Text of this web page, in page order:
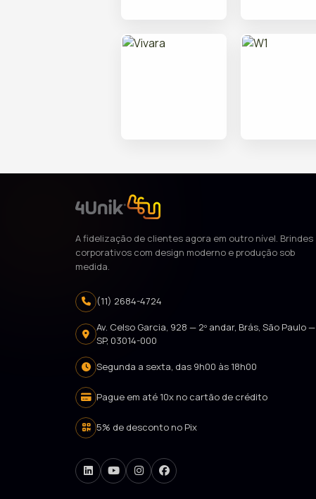
A fidelização de clientes agora em outro nível. Brindes
corporativos com design moderno e produção sob
medida.
(11) 2684-4724
Av. Celso Garcia, 928 — 2º andar, Brás, São Paulo —
SP, 03014-000
Segunda a sexta, das 9h00 às 18h00
Pague em até 10x no cartão de crédito
5% de desconto no Pix